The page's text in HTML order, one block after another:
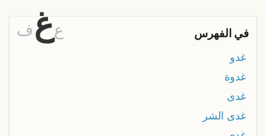
في الفهرس عغف
غدو
غدوة
غدى
غدى الشر